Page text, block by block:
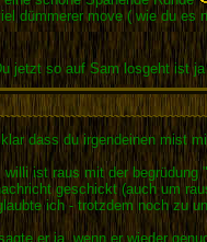
dümmerer move ( wie du
jetzt so auf Sam losgeht ist
dass du irgendeinen mist
willi ist raus mit der
geschickt (auch um
ich - trotzdem noch zu
er ja, wenn er wieder